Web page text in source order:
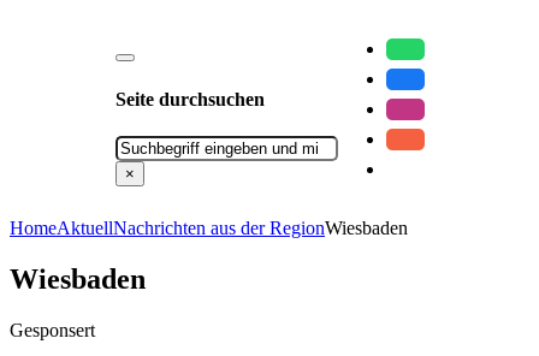
Seite durchsuchen
Suchen
×
HomeAktuellNachrichten aus der RegionWiesbaden
Wiesbaden
Gesponsert